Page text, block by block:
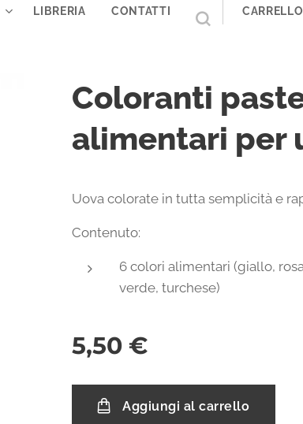
LIBRERIA CONTATTI
CARRELLO
Coloranti
alimentari per
Uova colorate in tutta semplicità e
Contenuto:
6 colori alimentari (giallo,
verde, turchese)
5,50 €
Aggiungi al carrello